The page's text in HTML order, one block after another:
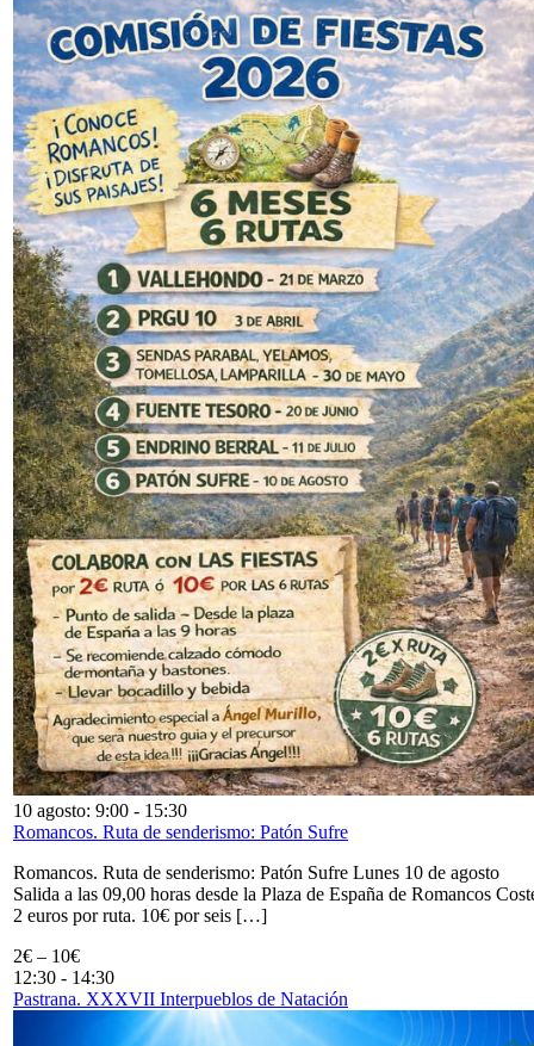
10 agosto: 9:00 - 15:30
Romancos. Ruta de senderismo: Patón Sufre
Romancos. Ruta de senderismo: Patón Sufre Lunes 10 de agosto
Salida a las 09,00 horas desde la Plaza de España de Romancos
2 euros por ruta. 10€ por seis […]
2€ – 10€
12:30 - 14:30
Pastrana. XXXVII Interpueblos de Natación